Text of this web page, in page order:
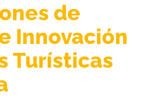
de
Innovación
Turísticas